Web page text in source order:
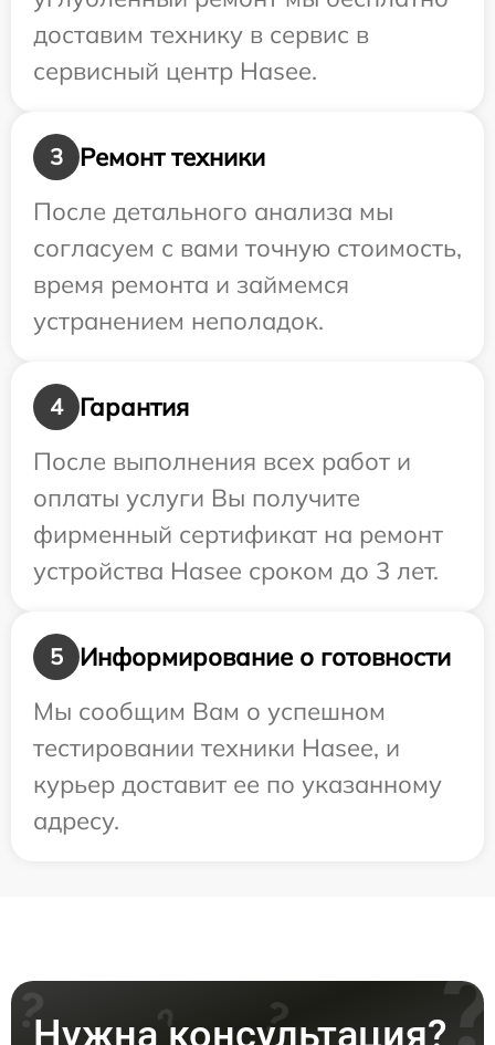
доставим технику в сервис в
сервисный центр Hasee.
3
Ремонт техники
После детального анализа мы
согласуем с вами точную стоимость,
время ремонта и займемся
устранением неполадок.
4
Гарантия
После выполнения всех работ и
оплаты услуги Вы получите
фирменный сертификат на ремонт
устройства Hasee сроком до 3 лет.
5
Информирование о готовности
Мы сообщим Вам о успешном
тестировании техники Hasee, и
курьер доставит ее по указанному
адресу.
Нужна консультация?